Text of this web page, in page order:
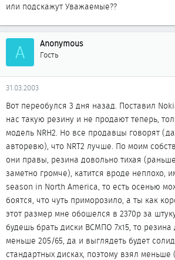
или подскажут Уважаемые??
A Anonymous
Гость
31.03.2003
Вот переобулся 3 дня назад. Поставил
нас такую резину и не продают теперь,
модель NRH2. Но все продавцы говорят
авторевю), что NRT2 лучше. По моим
они правы, резина довольно тихая
заметно громче), катится вроде неплохо,
season in North America, то есть осенью
боятся, что чуть приморозило, а ты как
этот размер мне обошелся в 2370р за
будешь брать диски ВСМПО 7х15, то
меньше 205/65, да и выглядеть будет
стандартных дисках, поэтому взял